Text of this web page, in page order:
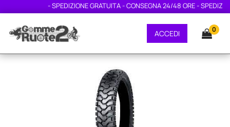
- SPEDIZIONE GRATUITA - CONSEGNA 24/48 ORE -
ACCEDI 0